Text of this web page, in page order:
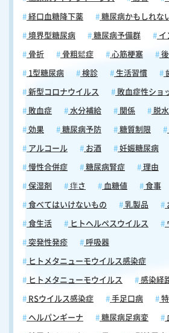
経口血糖降下薬 糖尿病かもしれな
境界型糖尿病 糖尿病予備群 イ
骨折 骨粗鬆症 心筋梗塞
1型糖尿病 検診 生活習慣
新型コロナウイルス 敗血症性ショ
敗血症 水分補給 関係 脱
効果 糖尿病予防 糖質制限
アルコール お酒 妊娠糖尿病
慢性合併症 糖尿病腎症 理由
保湿剤 痒さ 血糖値 食事
食べてはいけないもの 乳製品
食生活 ヒトヘルペスウイルス
突発性発疹 呼吸器
ヒトメタニューモウイルス感染症
ヒトメタニューモウイルス 感染経
RSウイルス感染症 手足口病
ヘルパンギーナ 糖尿病足病変